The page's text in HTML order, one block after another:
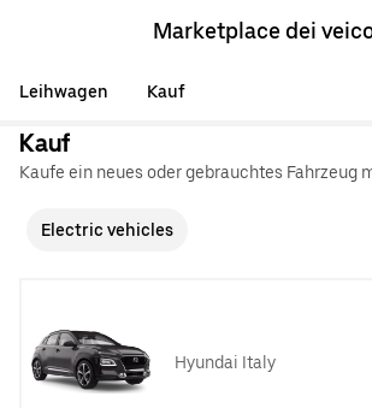
Marketplace dei
Leihwagen Kauf
Kauf
Kaufe ein neues oder gebrauchtes Fahrzeug
Electric vehicles
Hyundai Italy